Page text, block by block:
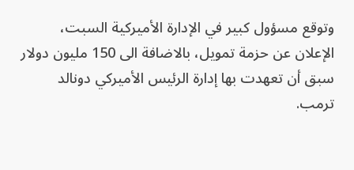
وتوقع مسؤول كبير في الإدارة الأميركية السبت،
الإعلان عن حزمة تمويل، بالاضافة الى 150 مليون دولار
سبق أن تعهدت بها إدارة الرئيس الأميركي دونالد
ترمب.